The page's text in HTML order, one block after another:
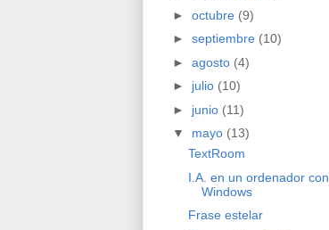
► octubre (9)
► septiembre (10)
► agosto (4)
► julio (10)
► junio (11)
▼ mayo (13)
TextRoom
I.A. en un ordenador con
Windows
Frase estelar